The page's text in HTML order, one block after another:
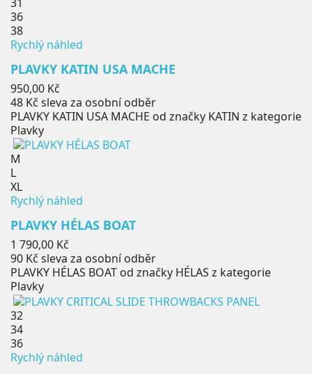
36
38
Rychlý náhled
PLAVKY KATIN USA MACHE
Cena
950,00 Kč
48 Kč sleva za osobní odběr
PLAVKY KATIN USA MACHE od značky KATIN z kategorie
Plavky
M
L
XL
Rychlý náhled
PLAVKY HÉLAS BOAT
Cena
1 790,00 Kč
90 Kč sleva za osobní odběr
PLAVKY HÉLAS BOAT od značky HÉLAS z kategorie
Plavky
32
34
36
Rychlý náhled